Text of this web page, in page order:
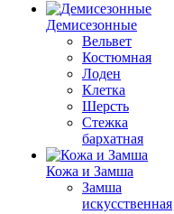
Демисезонные
Вельвет
Костюмная
Лоден
Клетка
Шерсть
Стежка
бархатная
Кожа и Замша
Замша
искусственная